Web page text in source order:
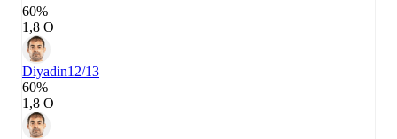
60%
1,8 О
Diyadin12/13
60%
1,8 О